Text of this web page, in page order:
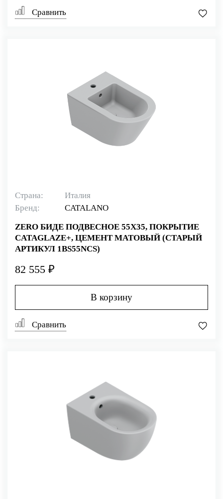
Сравнить
Страна:
Италия
Бренд:
CATALANO
ZERO БИДЕ ПОДВЕСНОЕ 55Х35, ПОКРЫТИЕ
CATAGLAZE+, ЦЕМЕНТ МАТОВЫЙ (СТАРЫЙ
АРТИКУЛ 1BS55NCS)
82 555 ₽
В корзину
Сравнить